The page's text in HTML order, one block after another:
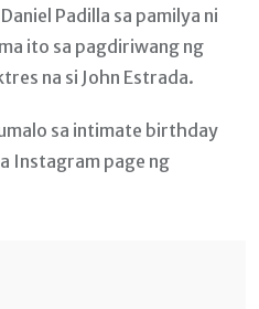
Padilla sa pamilya ni
ito sa pagdiriwang ng
na si John Estrada.
sa intimate birthday
Instagram page ng